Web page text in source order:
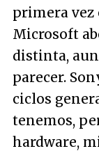
primera
Microsoft
distinta,
parecer.
ciclos
tenemos,
hardware,